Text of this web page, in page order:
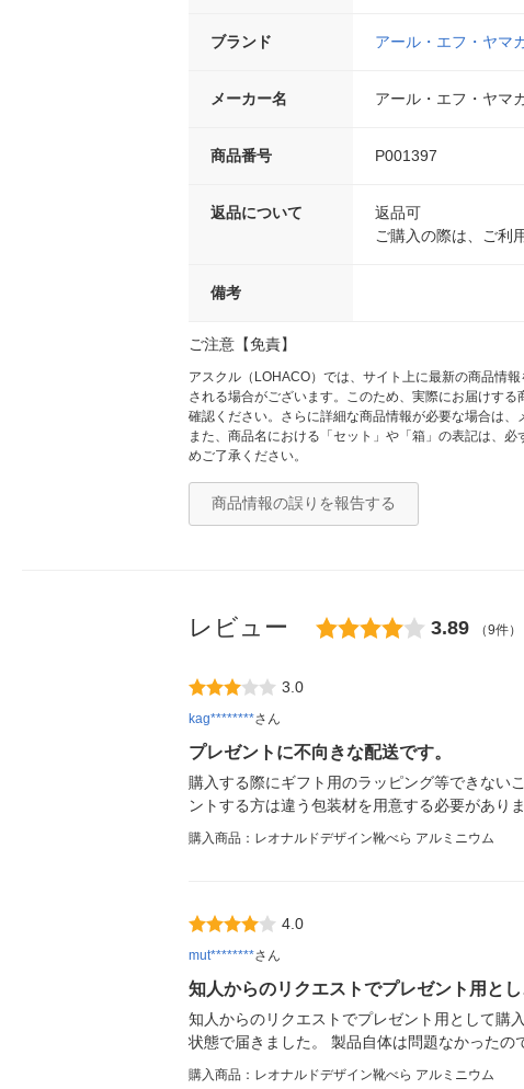
ブランド アール・エフ・ヤマ
メーカー名 アール・エフ・ヤマ
商品番号 P001397
返品について
返品可
ご購入の際は、ご利
備考
ご注意【免責】
アスクル（LOHACO）では、サイト上に最新の商品情
される場合がございます。このため、実際にお届けす
確認ください。さらに詳細な商品情報が必要な場合は、
また、商品名における「セット」や「箱」の表記は、
めご了承ください。
商品情報の誤りを報告する
レビュー 3.89 （9件）
3.0
kag********さん
プレゼントに不向きな配送です。
購入する際にギフト用のラッピング等できない
ントする方は違う包装材を用意する必要がありま
購入商品：レオナルドデザイン靴べら アルミニウム
4.0
mut********さん
知人からのリクエストでプレゼント用と
知人からのリクエストでプレゼント用として購
状態で届きました。 製品自体は問題なかったので
購入商品：レオナルドデザイン靴べら アルミニウム